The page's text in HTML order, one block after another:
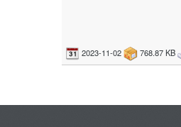
2023-11-02 768.87 KB